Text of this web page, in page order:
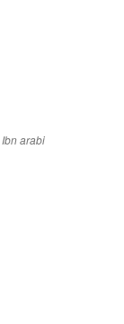
Ibn arabi